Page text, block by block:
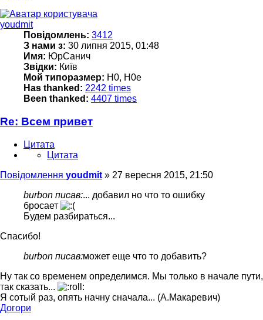
youdmit
Повідомлень: 3412
З нами з: 30 липня 2015, 01:48
Имя: ЮрСанич
Звідки: Київ
Мой типоразмер: H0, H0e
Has thanked: 2242 times
Been thanked: 4407 times
Re: Всем привет
Цитата
Цитата
Повідомлення youdmit » 27 вересня 2015, 21:50
burbon писав:... добавил но что то ошибку
бросает
Будем разбираться...
Спасибо!
burbon писав:может еще что то добавить?
Ну так со временем определимся. Мы только в начале пути,
так сказать...
Я сотый раз, опять начну сначала... (А.Макаревич)
Догори